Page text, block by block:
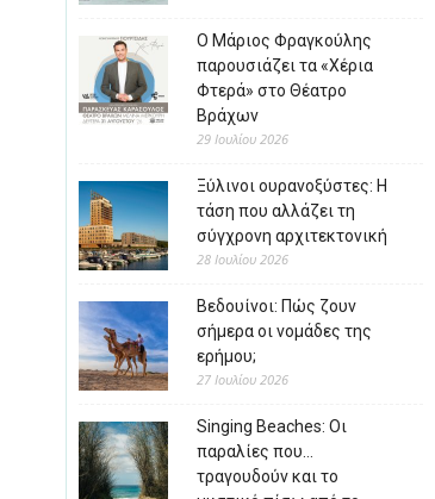
Ο Μάριος Φραγκούλης
παρουσιάζει τα «Χέρια
Φτερά» στο Θέατρο
Βράχων
29 Ιουλίου 2026
Ξύλινοι ουρανοξύστες: Η
τάση που αλλάζει τη
σύγχρονη αρχιτεκτονική
28 Ιουλίου 2026
Βεδουίνοι: Πώς ζουν
σήμερα οι νομάδες της
ερήμου;
27 Ιουλίου 2026
Singing Beaches: Οι
παραλίες που…
τραγουδούν και το